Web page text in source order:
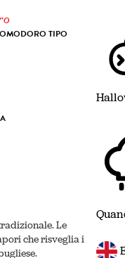
TIPO
Le
che risveglia i